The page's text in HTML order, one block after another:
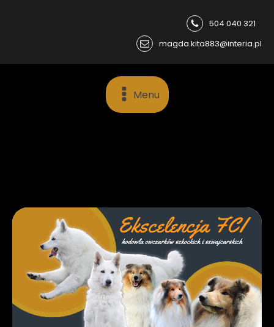
504 040 321
magda.kita883@interia.pl
Menu